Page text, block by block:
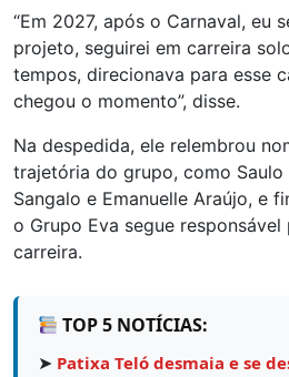
“Em 2027, após o Carnaval, eu
projeto, seguirei em carreira
tempos, direcionava para esse
chegou o momento”, disse.
Na despedida, ele relembrou
trajetória do grupo, como Saulo
Sangalo e Emanuelle Araújo, e
o Grupo Eva segue
carreira.
TOP 5 NOTÍCIAS:
➤ Patixa Teló desmaia e se